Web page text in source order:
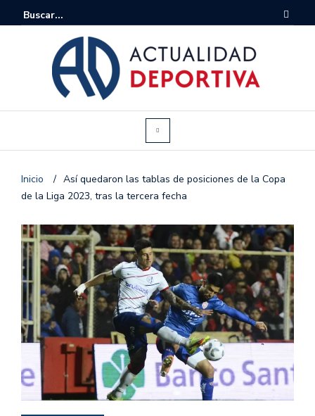
Inicio / Así quedaron las tablas de posiciones de la Copa
de la Liga 2023, tras la tercera fecha